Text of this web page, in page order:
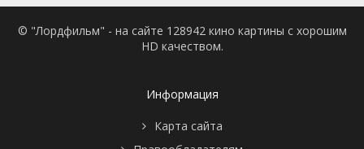
© "Лордфильм" - на сайте 128942 кино картины с хорошим
HD качеством.
Информация
Карта сайта